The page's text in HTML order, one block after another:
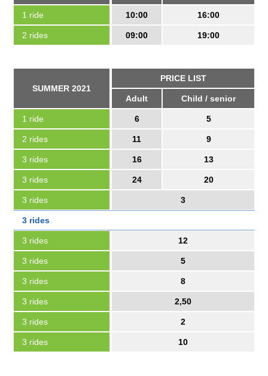
1 ride 10:00 16:00
2 rides 09:00 19:00
SUMMER 2021
PRICE LIST
Adult Child / senior
1 ride 6 5
2 rides 11 9
3 rides 16 13
3 rides 24 20
3 rides 3
3 rides
3 rides 12
3 rides 5
3 rides 8
3 rides 2,50
3 rides 2
3 rides 10